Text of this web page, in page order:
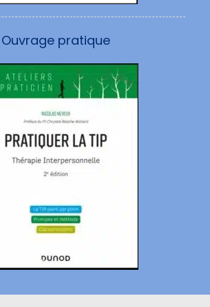
Ouvrage pratique